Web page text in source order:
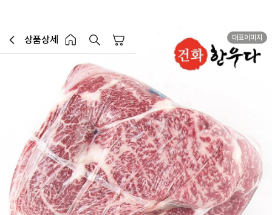
이전페이지로 이동
상품상세
홈 버튼홈 장바구니
대표이미지